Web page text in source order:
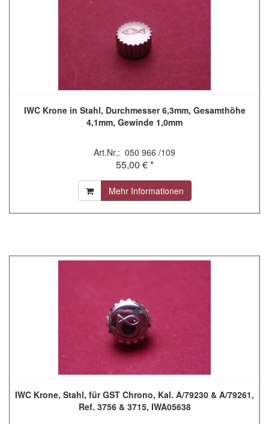
IWC Krone in Stahl, Durchmesser 6,3mm, Gesamthöhe
4,1mm, Gewinde 1,0mm
Art.Nr.: 050 966 /109
55,00 € *
Mehr Informationen
IWC Krone, Stahl, für GST Chrono, Kal. A/79230 & A/79261,
Ref. 3756 & 3715, IWA05638